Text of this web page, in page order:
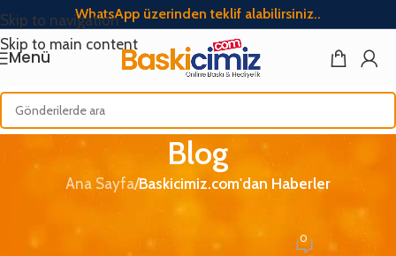
Skip to navigation
Skip to main content
WhatsApp üzerinden teklif alabilirsiniz..
Menü
Blog
Ana Sayfa/Baskicimiz.com'dan Haberler
Baskicimiz 0